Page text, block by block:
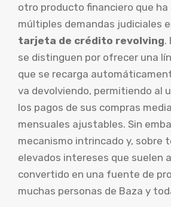
otro producto financiero que ha
múltiples demandas judiciales
tarjeta de crédito revolving.
se distinguen por ofrecer una
que se recarga
va devolviendo, permitiendo al
los pagos de sus compras
mensuales ajustables. Sin
mecanismo intrincado y, sobre
elevados intereses que suelen
convertido en una fuente de
muchas personas de Baza y